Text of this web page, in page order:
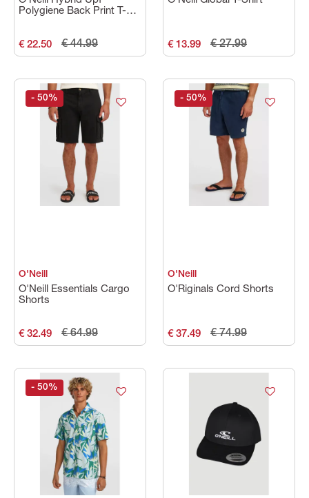
Polygiene Back Print T-
€ 22.50 € 44.99 € 13.99 € 27.99
O'Neill
O'Neill Essentials Cargo
Shorts
€ 32.49 € 64.99
- 50%
O'Neill
O'Riginals Cord Shorts
€ 37.49 € 74.99
- 50%
- 50%